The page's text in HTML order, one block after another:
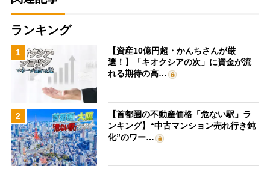
ランキング
1
【資産10億円超・かんちさんが厳
選！】「キオクシアの次」に資金が流
れる期待の高…
2
【首都圏の不動産価格「危ない駅」ラ
ンキング】“中古マンション売れ行き鈍
化”のワー…